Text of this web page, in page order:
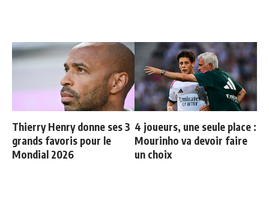
Thierry Henry donne ses 3
grands favoris pour le
Mondial 2026
4 joueurs, une seule place :
Mourinho va devoir faire
un choix